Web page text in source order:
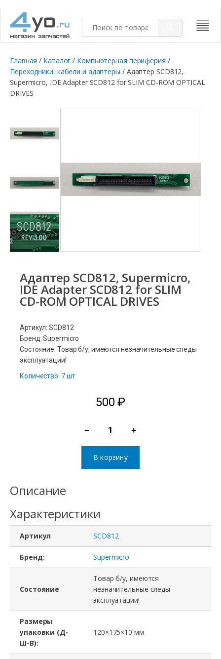
Главная / Каталог / Компьютерная периферия /
Переходники, кабели и адаптеры / Адаптер SCD812,
Supermicro, IDE Adapter SCD812 for SLIM CD-ROM OPTICAL
DRIVES
Адаптер SCD812, Supermicro,
IDE Adapter SCD812 for SLIM
CD-ROM OPTICAL DRIVES
Артикул: SCD812
Бренд: Supermicro
Состояние: Товар б/у, имеются незначительные следы
эксплуатации!
Количество: 7 шт
500₽
−
IDE
Adapter
SCD812
for
SLIM
ROM
DRIVES
+
В корзину
Описание
Характеристики
Артикул SCD812
Бренд: Supermicro
Состояние
Товар б/у, имеются
незначительные следы
эксплуатации!
Размеры
упаковки (Д-
Ш-В):
120×175×10 мм